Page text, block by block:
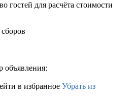
гостей для расчёта стоимости
объявления:
в избранное Убрать из